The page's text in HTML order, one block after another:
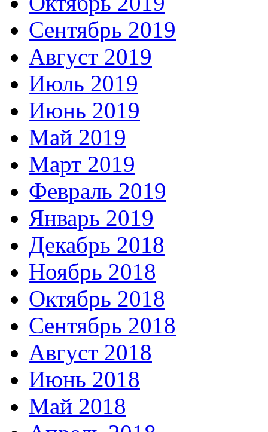
Сентябрь 2019
Август 2019
Июль 2019
Июнь 2019
Май 2019
Март 2019
Февраль 2019
Январь 2019
Декабрь 2018
Ноябрь 2018
Октябрь 2018
Сентябрь 2018
Август 2018
Июнь 2018
Май 2018